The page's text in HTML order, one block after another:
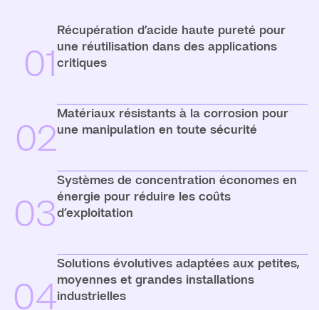
01
Récupération d’acide haute pureté pour
une réutilisation dans des applications
critiques
02
Matériaux résistants à la corrosion pour
une manipulation en toute sécurité
03
Systèmes de concentration économes en
énergie pour réduire les coûts
d’exploitation
04
Solutions évolutives adaptées aux petites,
moyennes et grandes installations
industrielles